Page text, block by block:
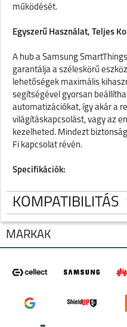
működését.
Egyszerű Használat, Teljes
A hub a Samsung
garantálja a széleskörű
lehetőségek maximális
segítségével gyorsan
automatizációkat, így akár a
világításkapcsolást, vagy az
kezelheted. Mindezt
Fi kapcsolat révén.
Specifikációk:
· Modell:
·
okoseszközök
·
· Feszültség:
· Szín: Fehér
keresztül
Energiafogyasztás:
KOMPATIBILITÁS
IPHONE 17 PRO MAX IPHONE 17
MÁRKÁK